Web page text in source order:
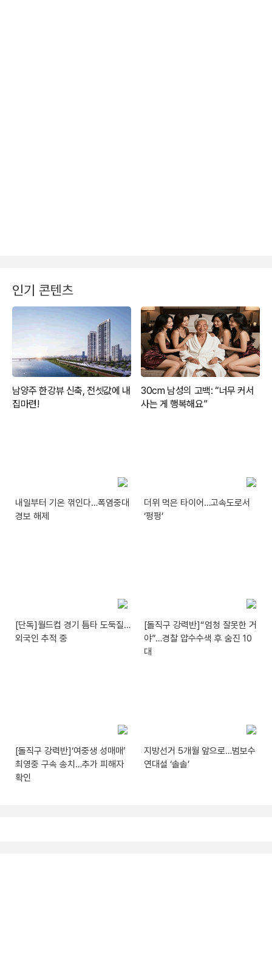
인기 콘텐츠
내일부터 기온 꺾인다…폭염중대
경보 해제
더위 먹은 타이어…고속도로서
‘펑펑’
[단독]월드컵 경기 틈타 도둑질…
외국인 추적 중
[돌직구 강력반]“엄청 잘못한 거
야”…경찰 압수수색 후 숨진 10
대
[돌직구 강력반]‘여중생 성매매’
최영중 구속 송치…추가 피해자
확인
지방선거 5개월 앞으로…범보수
연대설 ‘솔솔’